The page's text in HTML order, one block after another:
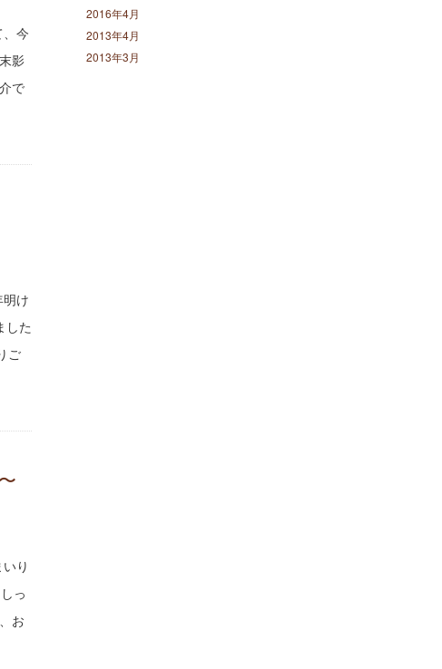
今
影
で
け
した
ご
り
っ
お
2016年4月
2013年4月
2013年3月